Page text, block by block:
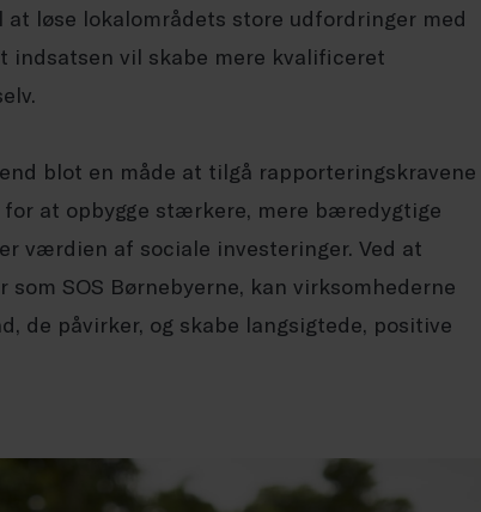
løse lokalområdets store udfordringer med
indsatsen vil skabe mere kvalificeret
blot en måde at tilgå rapporteringskravene
at opbygge stærkere, mere bæredygtige
værdien af sociale investeringer. Ved at
SOS Børnebyerne, kan virksomhederne
de påvirker, og skabe langsigtede, positive